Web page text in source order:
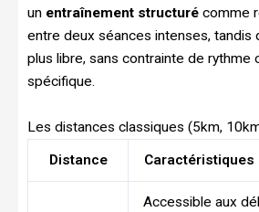
un entraînement structuré comme
entre deux séances intenses, tandis
plus libre, sans contrainte de rythme
spécifique.
Les distances classiques (5km,
Distance
Accessible aux